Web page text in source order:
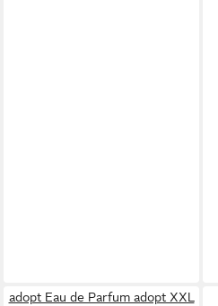
adopt Eau de Parfum adopt XXL